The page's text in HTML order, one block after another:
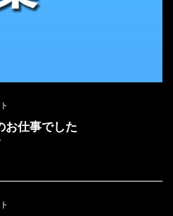
お仕事でした